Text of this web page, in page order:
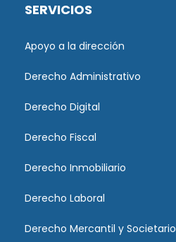
SERVICIOS
Apoyo a la dirección
Derecho Administrativo
Derecho Digital
Derecho Fiscal
Derecho Inmobiliario
Derecho Laboral
Derecho Mercantil y Societario